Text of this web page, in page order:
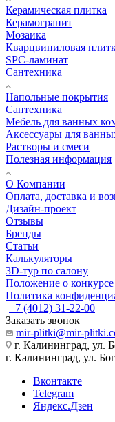
Керамическая плитка
Керамогранит
Мозаика
Кварцвиниловая
SPC-ламинат
Сантехника
Напольные покрытия
Сантехника
Мебель для ванных
Аксессуары для
Растворы и смеси
Полезная информация
О Компании
Оплата, доставка и
Дизайн-проект
Отзывы
Бренды
Статьи
Калькуляторы
3D-тур по салону
Положение о конкурсе
Политика
+7 (4012) 31-22-00
Заказать звонок
mir-plitki@mir-
г. Калининград, ул.
г. Калининград, ул.
Вконтакте
Telegram
Яндекс.Дзен